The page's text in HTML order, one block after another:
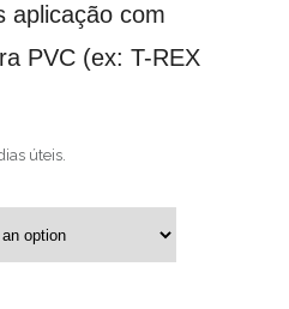
0
0
aplicação com
PVC (ex: T-REX
úteis.